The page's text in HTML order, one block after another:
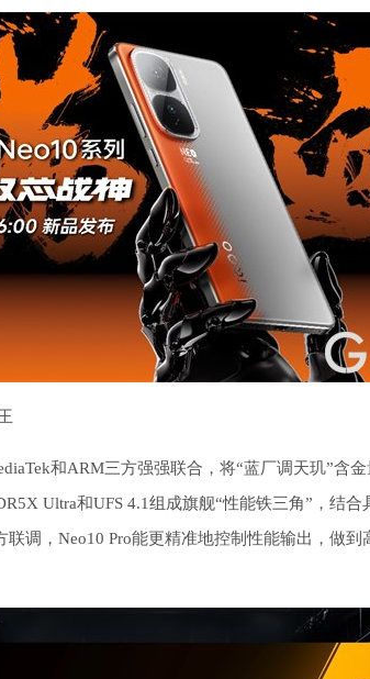
和ARM三方强强联合，将“蓝厂调天玑”含
Ultra和UFS 4.1组成旗舰“性能铁三角”，结
调，Neo10 Pro能更精准地控制性能输出，做